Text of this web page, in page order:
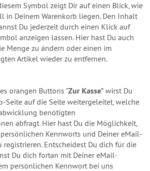
Symbol zeigt Dir auf einen Blick, wie
in Deinem Warenkorb liegen. Den Inhalt
Du jederzeit durch einen Klick auf
anzeigen lassen. Hier hast Du auch
Menge zu ändern oder einen im
Artikel wieder zu entfernen.
orangen Buttons "Zur Kasse" wirst Du
Seite auf die Seite weitergeleitet, welche
benötigten
abfragt. Hier hast Du die Möglichkeit,
Kennworts und Deiner eMail-
registrieren. Entscheidest Du dich für die
Du dich fortan mit Deiner eMail-
persönlichen Kennwort bei uns